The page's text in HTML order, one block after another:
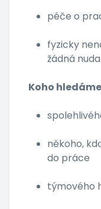
péče o
fyzicky
žádná nuda
Koho
někoho,
do práce
týmového